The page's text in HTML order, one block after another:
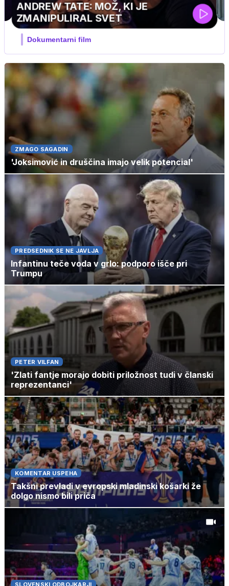
PRIJATELJ PINGVIN
meseca / družinski, pustolovski
ZMAGO SAGADIN
'Joksimović in druščina imajo velik potencial'
PREDSEDNIK SE NE JAVLJA
Infantinu teče voda v grlo: podporo išče pri
Trumpu
PETER VILFAN
'Zlati fantje morajo dobiti priložnost tudi v članski
reprezentanci'
KOMENTAR USPEHA
Takšni prevladi v evropski mladinski košarki že
dolgo nismo bili priča
SLOVENSKI ODBOJKARJI